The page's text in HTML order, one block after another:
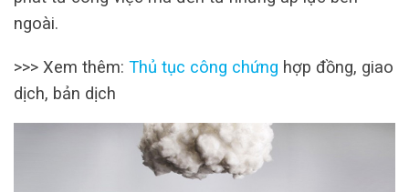
ngoài.
>>> Xem thêm: Thủ tục công chứng hợp đồng, giao
dịch, bản dịch